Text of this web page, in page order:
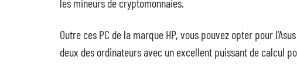
les mineurs de cryptomonnaies.
Outre ces PC de la marque HP, vous pouvez opter pour
deux des ordinateurs avec un excellent puissant de calcul